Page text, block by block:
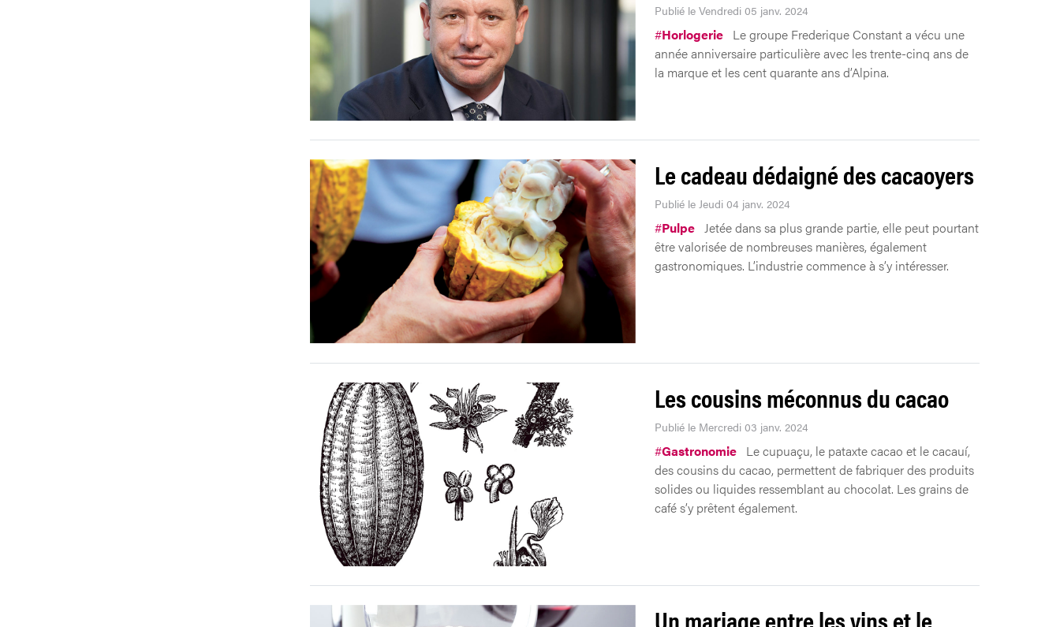
Publié le Vendredi 05 janv. 2024
#Horlogerie Le groupe Frederique Constant a vécu une
année anniversaire particulière avec les trente-cinq ans de
la marque et les cent quarante ans d’Alpina.
Le cadeau dédaigné des cacaoyers
Publié le Jeudi 04 janv. 2024
#Pulpe Jetée dans sa plus grande partie, elle peut pourtant
être valorisée de nombreuses manières, également
gastronomiques. L’industrie commence à s’y intéresser.
Les cousins méconnus du cacao
Publié le Mercredi 03 janv. 2024
#Gastronomie Le cupuaçu, le pataxte cacao et le cacauí,
des cousins du cacao, permettent de fabriquer des produits
solides ou liquides ressemblant au chocolat. Les grains de
café s’y prêtent également.
Un mariage entre les vins et le